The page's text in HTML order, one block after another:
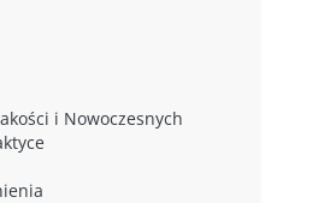
i Nowoczesnych